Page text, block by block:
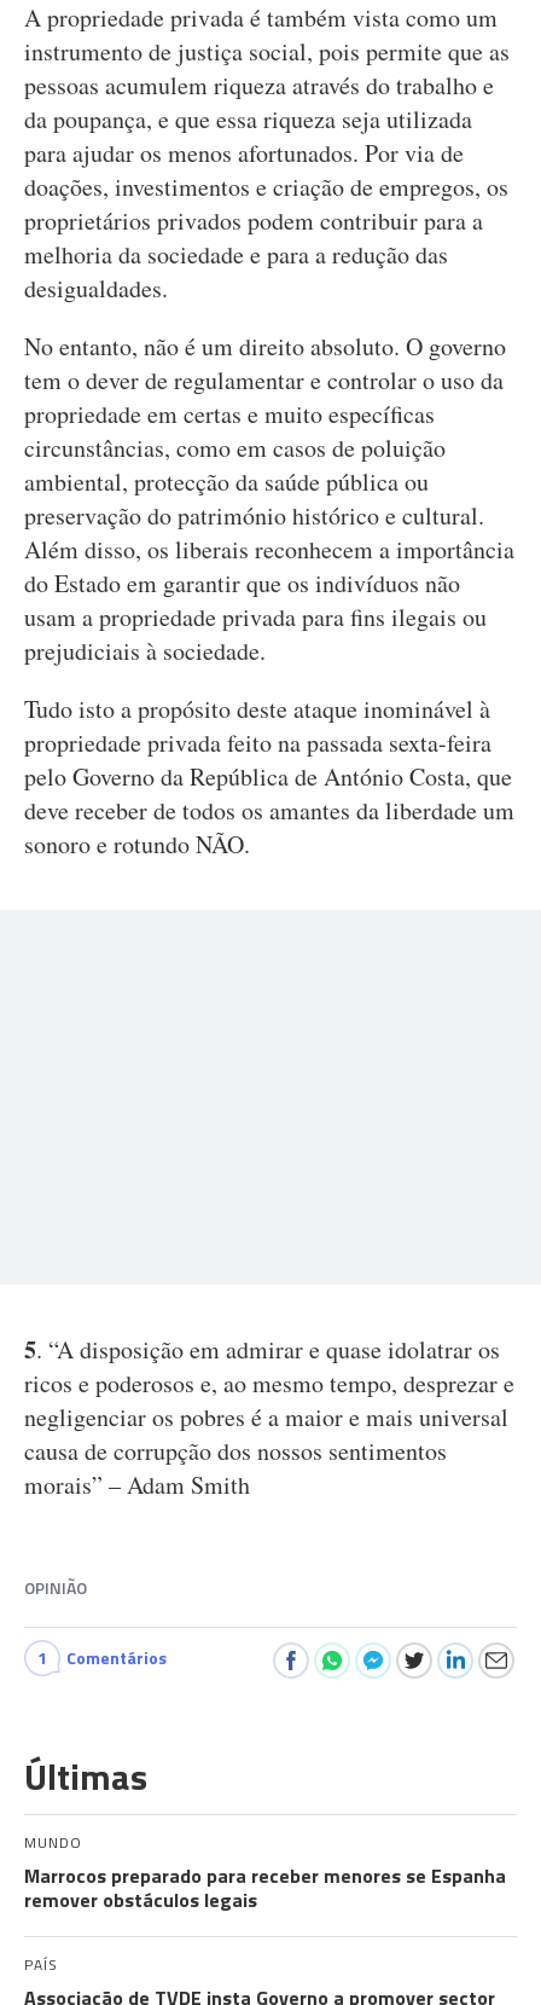
A propriedade privada é também vista como um
instrumento de justiça social, pois permite que as
pessoas acumulem riqueza através do trabalho e
da poupança, e que essa riqueza seja utilizada
para ajudar os menos afortunados. Por via de
doações, investimentos e criação de empregos, os
proprietários privados podem contribuir para a
melhoria da sociedade e para a redução das
desigualdades.
No entanto, não é um direito absoluto. O governo
tem o dever de regulamentar e controlar o uso da
propriedade em certas e muito específicas
circunstâncias, como em casos de poluição
ambiental, protecção da saúde pública ou
preservação do património histórico e cultural.
Além disso, os liberais reconhecem a importância
do Estado em garantir que os indivíduos não
usam a propriedade privada para fins ilegais ou
prejudiciais à sociedade.
Tudo isto a propósito deste ataque inominável à
propriedade privada feito na passada sexta-feira
pelo Governo da República de António Costa, que
deve receber de todos os amantes da liberdade um
sonoro e rotundo NÃO.
5. “A disposição em admirar e quase idolatrar os
ricos e poderosos e, ao mesmo tempo, desprezar e
negligenciar os pobres é a maior e mais universal
causa de corrupção dos nossos sentimentos
morais” – Adam Smith
OPINIÃO
1 Comentários
Últimas
MUNDO
Marrocos preparado para receber menores se Espanha
remover obstáculos legais
PAÍS
Associação de TVDE insta Governo a promover sector